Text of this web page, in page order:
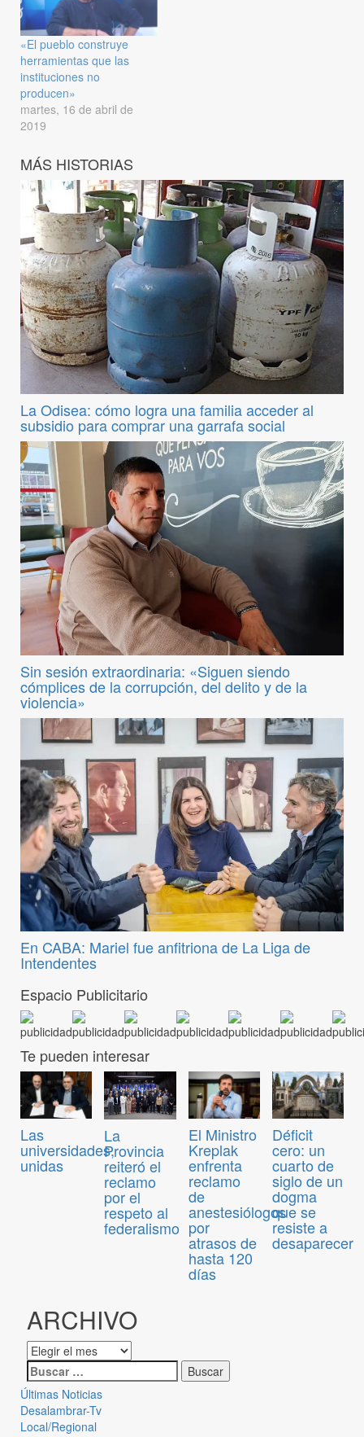
«El pueblo construye
herramientas que las
instituciones no
producen»
martes, 16 de abril de
2019
MÁS HISTORIAS
La Odisea: cómo logra una familia acceder al
subsidio para comprar una garrafa social
Sin sesión extraordinaria: «Siguen siendo
cómplices de la corrupción, del delito y de la
violencia»
En CABA: Mariel fue anfitriona de La Liga de
Intendentes
Espacio Publicitario
Te pueden interesar
Las
universidades,
unidas
La
Provincia
reiteró el
reclamo
por el
respeto al
federalismo
El Ministro
Kreplak
enfrenta
reclamo
de
anestesiólogos
por
atrasos de
hasta 120
días
Déficit
cero: un
cuarto de
siglo de un
dogma
que se
resiste a
desaparecer
ARCHIVO
Últimas Noticias
Desalambrar-Tv
Local/Regional